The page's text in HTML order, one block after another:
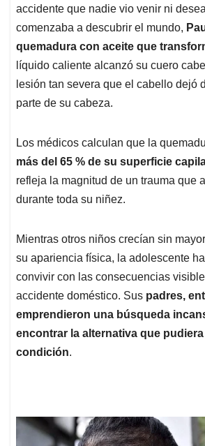
p
p
o
k
I
n
s
accidente que nadie vio venir ni
comenzaba a descubrir el mundo,
quemadura con aceite que
líquido caliente alcanzó su cuero
lesión tan severa que el cabello dejó
parte de su cabeza.
Los médicos calculan que la
más del 65 % de su superficie
refleja la magnitud de un trauma que
durante toda su niñez.
Mientras otros niños crecían sin
su apariencia física, la adolescente
convivir con las consecuencias
accidente doméstico. Sus padres,
emprendieron una búsqueda
encontrar la alternativa que
condición.